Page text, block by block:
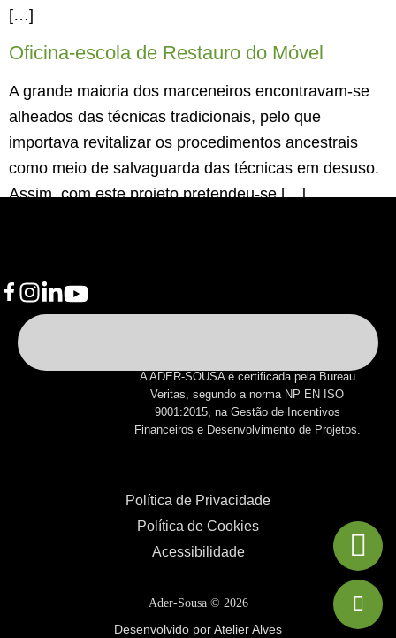
[…]
Oficina-escola de Restauro do Móvel
A grande maioria dos marceneiros encontravam-se
alheados das técnicas tradicionais, pelo que
importava revitalizar os procedimentos ancestrais
como meio de salvaguarda das técnicas em desuso.
Assim, com este projeto pretendeu-se […]
A ADER-SOUSA é certificada pela Bureau
Veritas, segundo a norma NP EN ISO
9001:2015, na Gestão de Incentivos
Financeiros e Desenvolvimento de Projetos.
Política de Privacidade
Política de Cookies
Acessibilidade
Ader-Sousa © 2026
Desenvolvido por Atelier Alves